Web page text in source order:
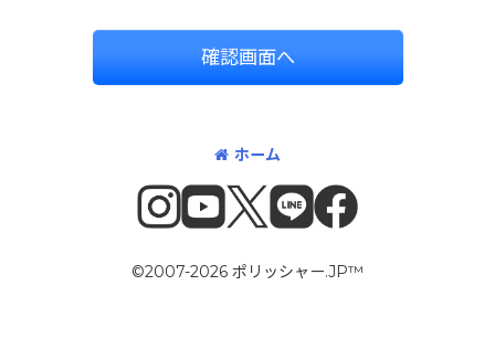
確認画面へ
ホーム
©2007-2026 ポリッシャー.JP™